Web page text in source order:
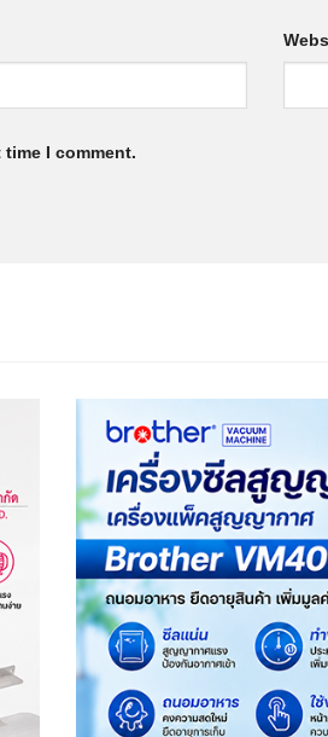
I comment.